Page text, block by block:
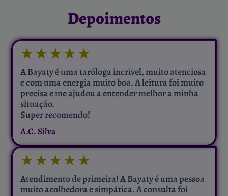
Depoimentos
★★★★★
A Bayaty é uma taróloga incrível, muito atenciosa
e com uma energia muito boa. A leitura foi muito
precisa e me ajudou a entender melhor a minha
situação.
Super recomendo!
A.C. Silva
★★★★★
Atendimento de primeira! A Bayaty é uma pessoa
muito acolhedora e simpática. A consulta foi